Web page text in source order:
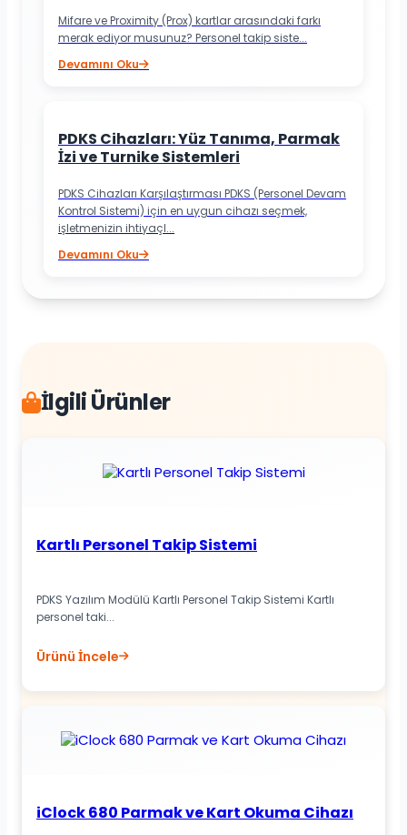
Mifare ve Proximity (Prox) kartlar arasındaki farkı
merak ediyor musunuz? Personel takip siste...
Devamını Oku
PDKS Cihazları: Yüz Tanıma, Parmak
İzi ve Turnike Sistemleri
PDKS Cihazları Karşılaştırması PDKS (Personel Devam
Kontrol Sistemi) için en uygun cihazı seçmek,
işletmenizin ihtiyaçl...
Devamını Oku
İlgili Ürünler
Kartlı Personel Takip Sistemi
PDKS Yazılım Modülü Kartlı Personel Takip Sistemi Kartlı
personel taki...
Ürünü İncele
iClock 680 Parmak ve Kart Okuma Cihazı